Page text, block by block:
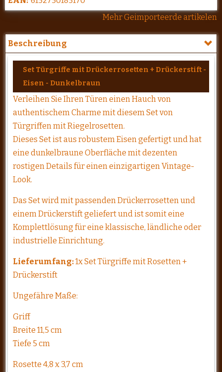
Mehr Geimporteerde artikelen
Beschreibung
Set Türgriffe mit Drückerrosetten + Drückerstift -
Eisen - Dunkelbraun
Verleihen Sie Ihren Türen einen Hauch von
authentischem Charme mit diesem Set von
Türgriffen mit Riegelrosetten.
Dieses Set ist aus robustem Eisen gefertigt und hat
eine dunkelbraune Oberfläche mit dezenten
rostigen Details für einen einzigartigen Vintage-
Look.
Das Set wird mit passenden Drückerrosetten und
einem Drückerstift geliefert und ist somit eine
Komplettlösung für eine klassische, ländliche oder
industrielle Einrichtung.
Lieferumfang:1x Set Türgriffe mit Rosetten +
Drückerstift
Ungefähre Maße:
Griff
Breite 11,5 cm
Tiefe 5 cm
Rosette 4,8 x 3,7 cm